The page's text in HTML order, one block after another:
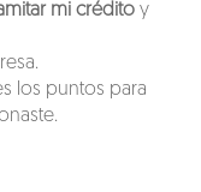
mi crédito y
los puntos para